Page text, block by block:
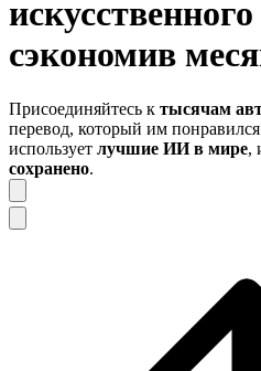
сэкономив
Присоединяйтесь к тысячам
перевод, который им
использует лучшие ИИ в мире,
сохранено.